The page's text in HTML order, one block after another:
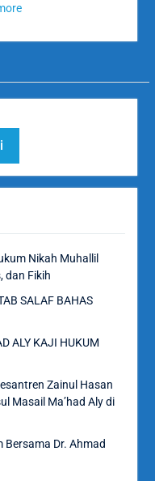
Nikah Muhallil
dan Fikih
SALAF BAHAS
ALY KAJI HUKUM
Zainul Hasan
Masail Ma’had Aly di
Bersama Dr. Ahmad